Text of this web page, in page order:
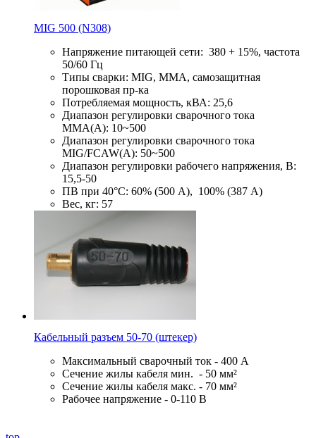
MIG 500 (N308)
Напряжение питающей сети: 380 + 15%, частота
50/60 Гц
Типы сварки: MIG, MMA, самозащитная
порошковая пр-ка
Потребляемая мощность, кВА: 25,6
Диапазон регулировки сварочного тока
ММА(А): 10~500
Диапазон регулировки сварочного тока
MIG/FCAW(А): 50~500
Диапазон регулировки рабочего напряжения, В:
15,5-50
ПВ при 40°С: 60% (500 А), 100% (387 А)
Вес, кг: 57
Кабельный разъем 50-70 (штекер)
Максимальный сварочный ток - 400 А
Сечение жилы кабеля мин. - 50 мм²
Сечение жилы кабеля макс. - 70 мм²
Рабочее напряжение - 0-110 В